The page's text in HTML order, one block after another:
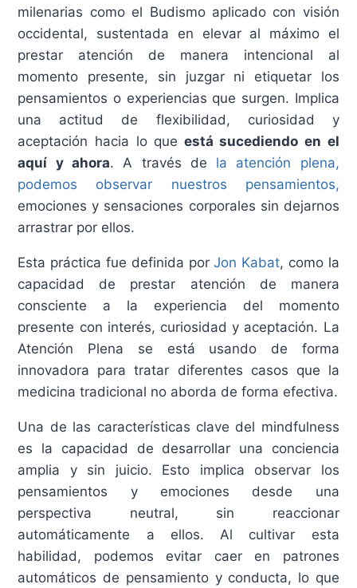
milenarias como el Budismo aplicado con visión
occidental, sustentada en elevar al máximo el
prestar atención de manera intencional al
momento presente, sin juzgar ni etiquetar los
pensamientos o experiencias que surgen. Implica
una actitud de flexibilidad, curiosidad y
aceptación hacia lo que está sucediendo en el
aquí y ahora. A través de la atención plena,
podemos observar nuestros pensamientos,
emociones y sensaciones corporales sin dejarnos
arrastrar por ellos.
Esta práctica fue definida porJon Kabat, como la
capacidad de prestar atención de manera
consciente a la experiencia del momento
presente con interés, curiosidad y aceptación. La
Atención Plena se está usando de forma
innovadora para tratar diferentes casos que la
medicina tradicional no aborda de forma efectiva.
Una de las características clave del mindfulness
es la capacidad de desarrollar una conciencia
amplia y sin juicio. Esto implica observar los
pensamientos y emociones desde una
perspectiva neutral, sin reaccionar
automáticamente a ellos. Al cultivar esta
habilidad, podemos evitar caer en patrones
automáticos de pensamiento y conducta, lo que